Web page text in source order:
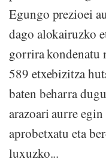
Egungo prezioei
dago alokairuzko
gorrira kondenatu
589 etxebizitza
baten beharra
arazoari aurre
aprobetxatu eta
luxuzko...